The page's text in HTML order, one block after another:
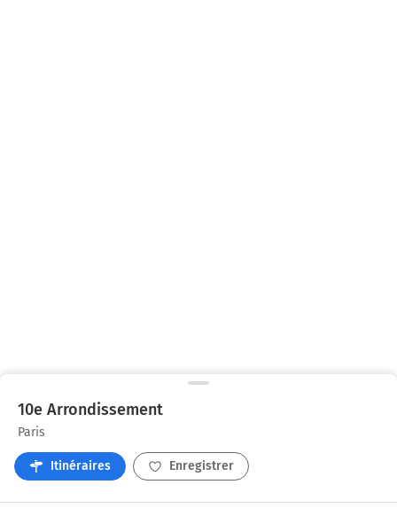
10e Arrondissement
Paris
Itinéraires Enregistrer